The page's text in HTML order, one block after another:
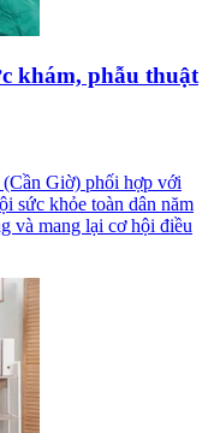
khám, phẫu thuật
Giờ) phối hợp với
sức khỏe toàn dân năm
và mang lại cơ hội điều